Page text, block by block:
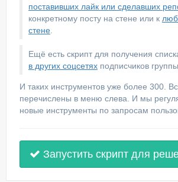
поставивших лайк или сделавших
конкретному посту на стене или к
стене
Ещё есть скрипт для получения
в других соцсетях подписчиков
И таких инструментов уже более 300.
перечислены в меню слева. И мы
новые инструменты по запросам
Запустить скрипт для